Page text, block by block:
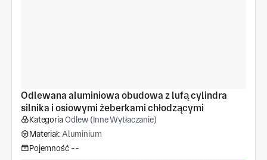
Odlewana aluminiowa obudowa z lufą cylindra
silnika i osiowymi żeberkami chłodzącymi
KategoriaOdlew (Inne Wytłaczanie)
Materiał: Aluminium
Pojemność --